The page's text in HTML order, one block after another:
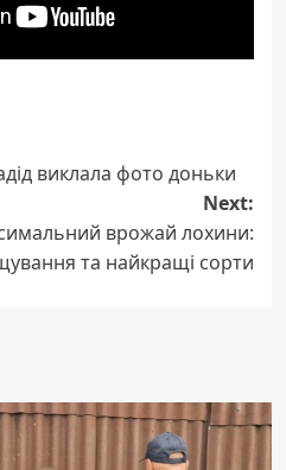
виклала фото доньки
Next:
врожай лохини:
та найкращі сорти